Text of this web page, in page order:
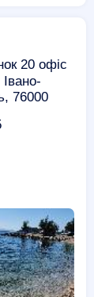
20 офіс
76000